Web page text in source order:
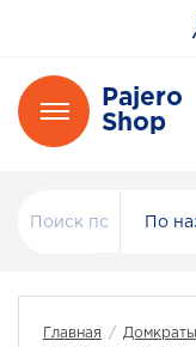
Pajero
Shop
Главная /